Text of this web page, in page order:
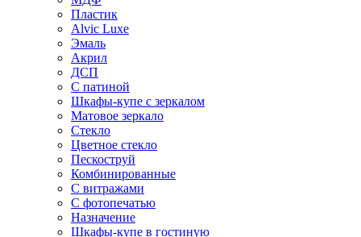
Пластик
Alvic Luxe
Эмаль
Акрил
ДСП
С патиной
Шкафы-купе с зеркалом
Матовое зеркало
Стекло
Цветное стекло
Пескоструй
Комбинированные
С витражами
С фотопечатью
Назначение
Шкафы-купе в гостиную